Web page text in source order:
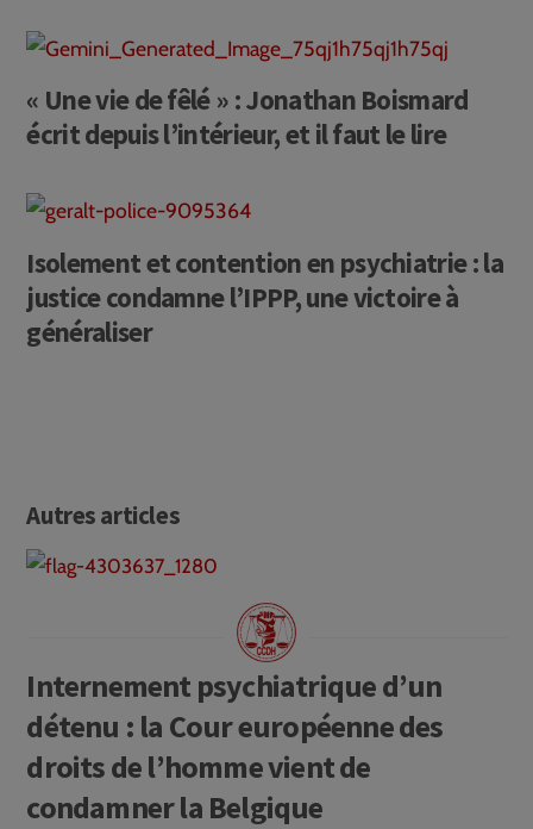
« Une vie de fêlé » : Jonathan Boismard
écrit depuis l’intérieur, et il faut le lire
Isolement et contention en psychiatrie : la
justice condamne l’IPPP, une victoire à
généraliser
Autres articles
Internement psychiatrique d’un
détenu : la Cour européenne des
droits de l’homme vient de
condamner la Belgique